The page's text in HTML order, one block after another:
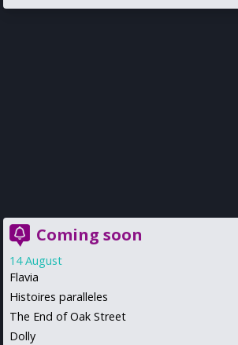
Coming soon
14 August
Flavia
Histoires paralleles
The End of Oak Street
Dolly